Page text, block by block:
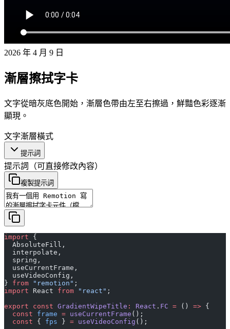
2026 年 4 月 9 日
漸層擦拭字卡
文字從暗灰底色開始，漸層色帶由左至右擦過，鮮豔色彩逐漸
顯現。
文字漸層橫式
提示詞
提示詞 （可直接修改內容）
複製提示詞
import {
  AbsoluteFill,
  interpolate,
  spring,
  useCurrentFrame,
  useVideoConfig,
} from "remotion" ;
import React from "react" ;
export const GradientWipeTitle : React . FC = () => {
  const
frame = useCurrentFrame ();
  const
{ fps } = useVideoConfig ();